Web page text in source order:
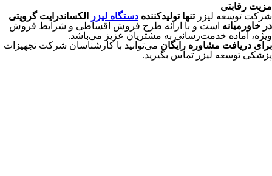
مزیت رقابتی
شرکت توسعه لیزرتنها تولیدکننده دستگاه لیزر
الکساندرایت گرویتی
در خاورمیانه است و با ارائه طرح فروش اقساطی و شرایط فروش
ویژه، آماده خدمت‌رسانی به مشتریان عزیز می‌باشد.
برای دریافت مشاوره رایگان می‌توانید با کارشناسان شرکت تجهیزات
پزشکی توسعه لیزر تماس بگیرید.